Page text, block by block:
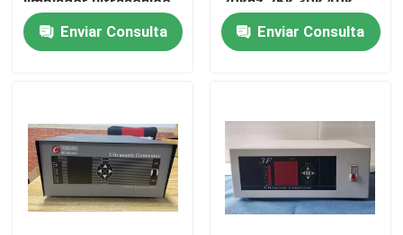
Pida una cita
transductor ultrasónico de alta potencia
Enviar Consulta
54k 120k 2000k
Enviar Consulta